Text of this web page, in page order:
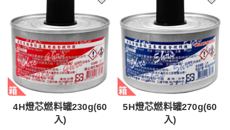
4H燈芯燃料罐230g(60
入)
5H燈芯燃料罐270g(60
入)